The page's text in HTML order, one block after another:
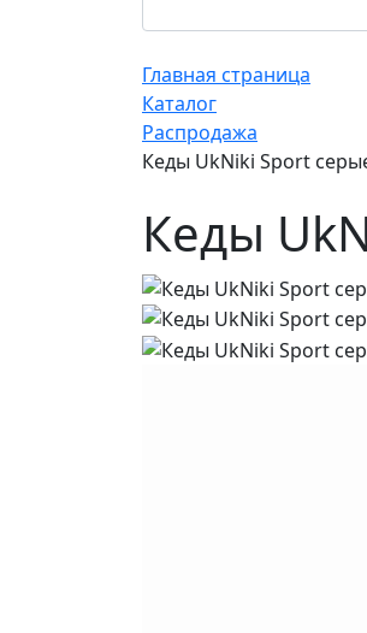
Главная страница
Каталог
Распродажа
Кеды UkNiki Sport
Кеды